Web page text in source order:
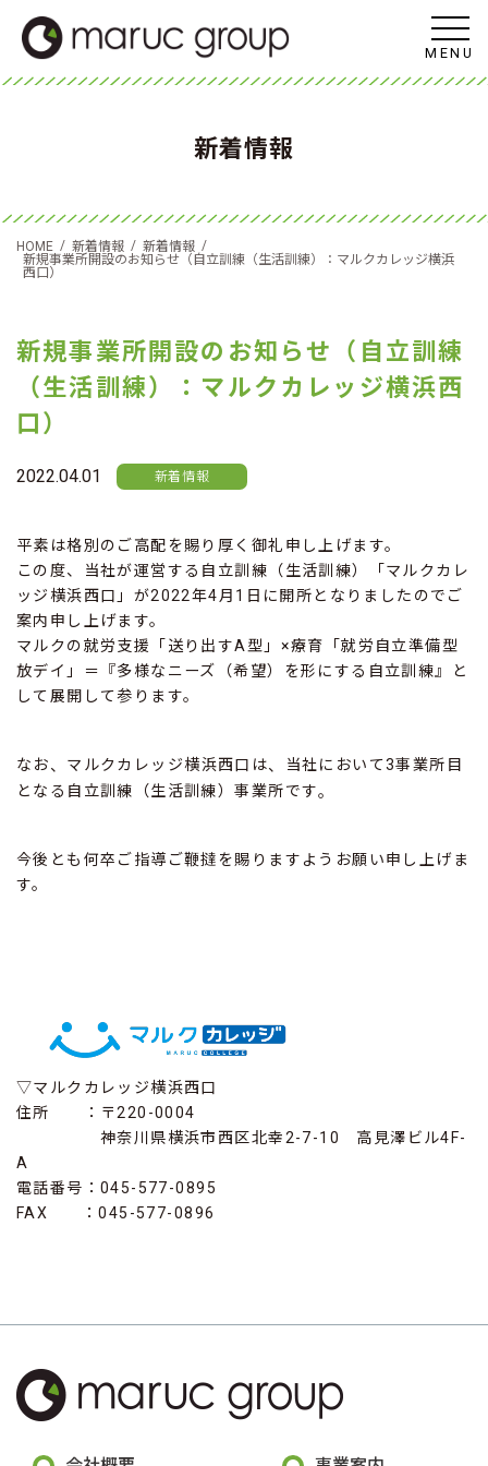
MENU
新着情報
HOME / 新着情報 / 新着情報 /
新規事業所開設のお知らせ（自立訓練（生活訓練）：マルクカレッジ横浜
西口）
新規事業所開設のお知らせ（自立訓練
（生活訓練）：マルクカレッジ横浜西
口）
2022.04.01 新着情報
平素は格別のご高配を賜り厚く御礼申し上げます。
この度、当社が運営する自立訓練（生活訓練）「マルクカレ
ッジ横浜西口」が2022年4月1日に開所となりましたのでご
案内申し上げます。
マルクの就労支援「送り出すA型」×療育「就労自立準備型
放デイ」＝『多様なニーズ（希望）を形にする自立訓練』と
して展開して参ります。
なお、 マルクカレッジ横浜西口は、
当社において3事業所目
となる自立訓練（生活訓練）事業所です。
今後とも何卒ご指導ご鞭撻を賜りますようお願い申し上げま
す。
▽マルクカレッジ横浜西口
住所 ：〒220-0004
神奈川県横浜市西区北幸2-7-10 高見澤ビル4F-
A
電話番号：045-577-0895
FAX ：045-577-0896